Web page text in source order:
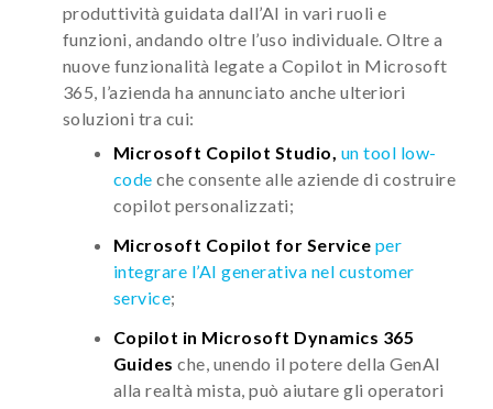
produttività guidata dall’AI in vari ruoli e
funzioni, andando oltre l’uso individuale. Oltre a
nuove funzionalità legate a Copilot in Microsoft
365, l’azienda ha annunciato anche ulteriori
soluzioni tra cui:
Microsoft Copilot Studio, un tool low-
code che consente alle aziende di costruire
copilot personalizzati;
Microsoft Copilot for Service per
integrare l’AI generativa nel customer
service;
Copilot in Microsoft Dynamics 365
Guides che, unendo il potere della GenAI
alla realtà mista, può aiutare gli operatori